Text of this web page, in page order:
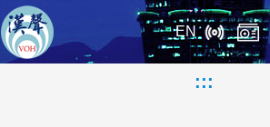
EN
:::